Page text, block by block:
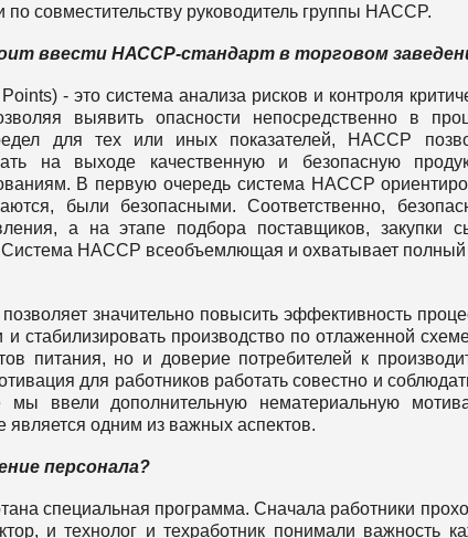
совместительству руководитель группы HACCP.
ввести НАССР-стандарт в торговом
- это система анализа рисков и контроля
выявить опасности непосредственно в
для тех или иных показателей, HACCP
на выходе качественную и безопасную
В первую очередь система НАССР
были безопасными. Соответственно,
а на этапе подбора поставщиков, закупки
Система НАССР всеобъемлющая и охватывает полный
значительно повысить эффективность
стабилизировать производство по отлаженной
питания, но и доверие потребителей к
для работников работать совестно и
ввели дополнительную нематериальную
является одним из важных аспектов.
персонала?
специальная программа. Сначала работники
и технолог и техработник понимали важность